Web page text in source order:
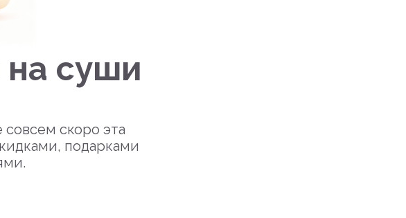
суши
совсем скоро эта
подарками